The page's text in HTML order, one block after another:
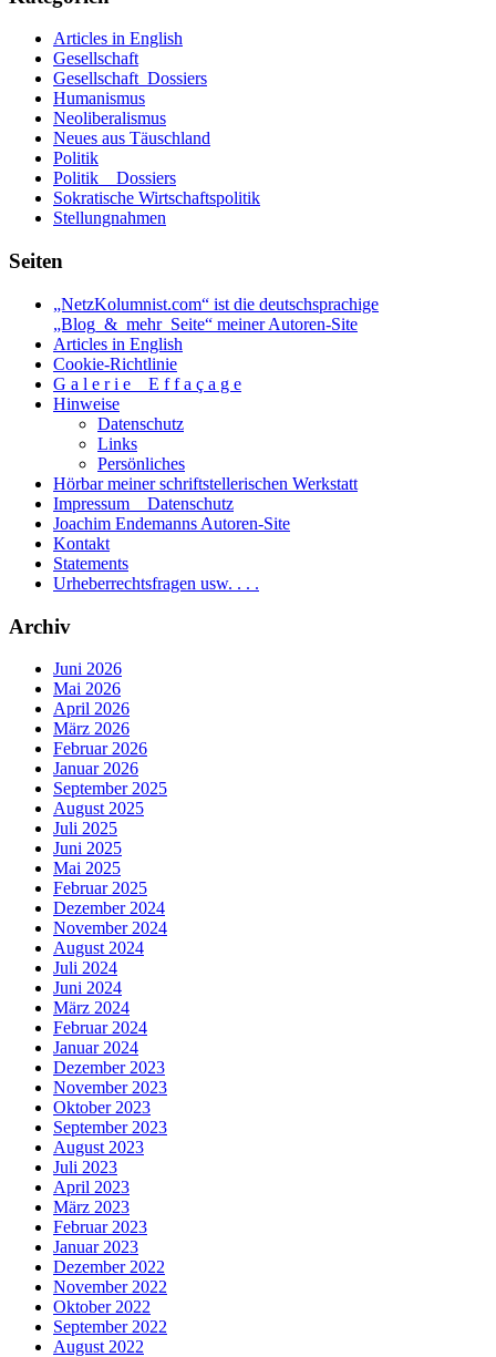
Articles in English
Gesellschaft
Gesellschaft_Dossiers
Humanismus
Neoliberalismus
Neues aus Täuschland
Politik
Politik _ Dossiers
Sokratische Wirtschaftspolitik
Stellungnahmen
Seiten
„NetzKolumnist.com“ ist die deutschsprachige
„Blog_&_mehr_Seite“ meiner Autoren-Site
Articles in English
Cookie-Richtlinie
G a l e r i e _ E f f a ç a g e
Hinweise
Datenschutz
Links
Persönliches
Hörbar meiner schriftstellerischen Werkstatt
Impressum _ Datenschutz
Joachim Endemanns Autoren-Site
Kontakt
Statements
Urheberrechtsfragen usw. . . .
Archiv
Juni 2026
Mai 2026
April 2026
März 2026
Februar 2026
Januar 2026
September 2025
August 2025
Juli 2025
Juni 2025
Mai 2025
Februar 2025
Dezember 2024
November 2024
August 2024
Juli 2024
Juni 2024
März 2024
Februar 2024
Januar 2024
Dezember 2023
November 2023
Oktober 2023
September 2023
August 2023
Juli 2023
April 2023
März 2023
Februar 2023
Januar 2023
Dezember 2022
November 2022
Oktober 2022
September 2022
August 2022